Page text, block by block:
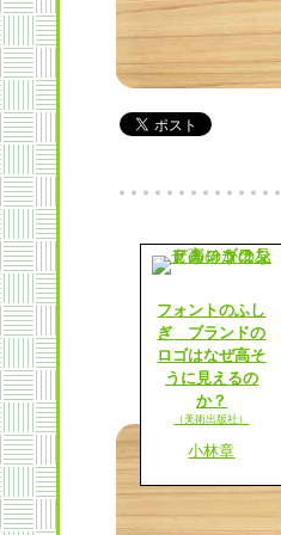
フォントのふし
ぎ ブランドの
ロゴはなぜ高そ
うに見えるの
か？
（美術出版社）
小林章